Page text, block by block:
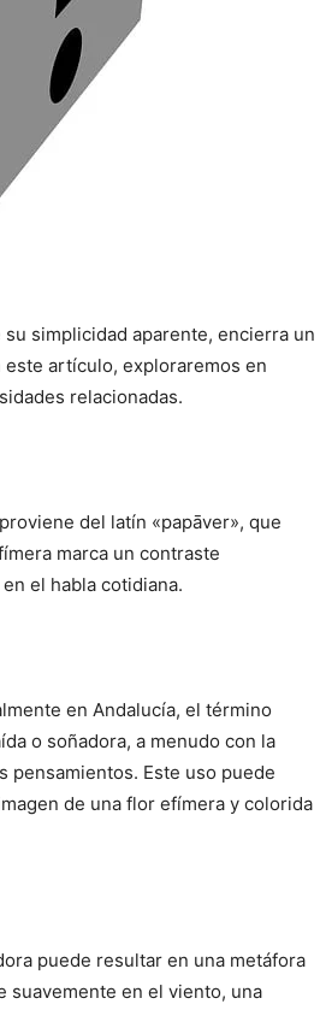
simplicidad aparente, encierra un
artículo, exploraremos en
relacionadas.
del latín «papāver», que
marca un contraste
el habla cotidiana.
en Andalucía, el término
o soñadora, a menudo con la
pensamientos. Este uso puede
de una flor efímera y colorida
puede resultar en una metáfora
suavemente en el viento, una